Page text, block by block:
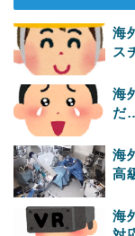
海
ス
海
だ
海
高
海